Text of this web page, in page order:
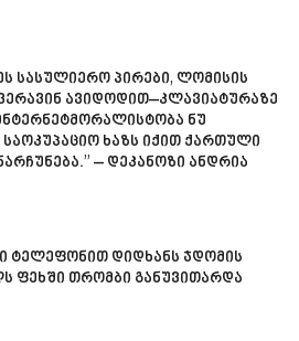
სასულიერო პირები, ლომისის
ავიდოდით–კლავიატურაზე
ნუ
საოკუპაციო ხაზს იქით ქართული
– დეკანოზი ანდრია
ტელეფონით დიდხანს ჯდომის
ფეხში თრომბი განუვითარდა